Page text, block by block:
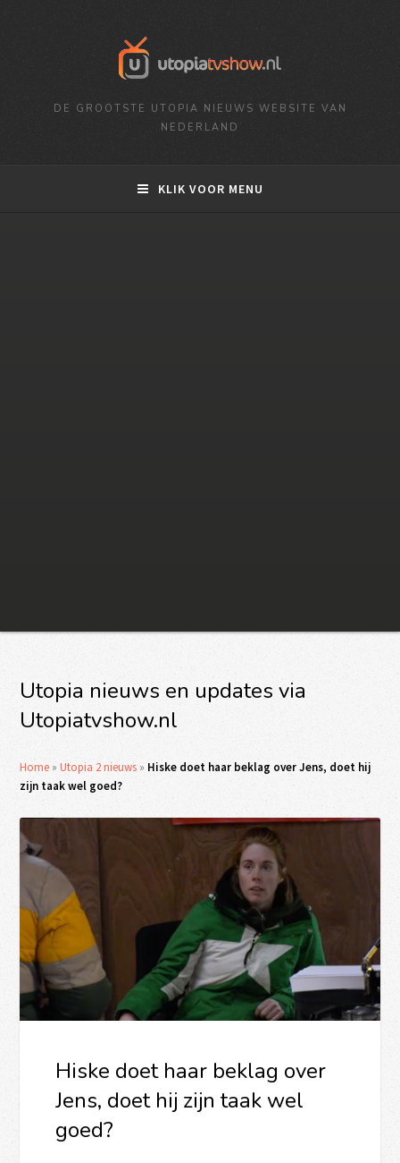
DE GROOTSTE UTOPIA NIEUWS WEBSITE VAN
NEDERLAND
KLIK VOOR MENU
Utopia nieuws en updates via
Utopiatvshow.nl
Home »Utopia 2 nieuws » Hiske doet haar beklag over Jens, doet hij
zijn taak wel goed?
Hiske doet haar beklag over
Jens, doet hij zijn taak wel
goed?